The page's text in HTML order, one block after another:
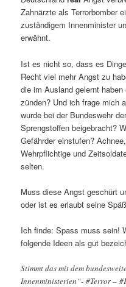
Zahnärzte als Terrorbomber
zuständigem Innenminister
erwähnt.
Ist es nicht so, dass es
Recht viel mehr Angst zu
die im Ausland gelernt
zünden? Und ich frage mich
wurde bei der Bundeswehr
Sprengstoffen beigebracht?
Gefährder einstufen?
Wehrpflichtige und
selten.
Muss diese Angst geschürt
oder ist es erlaubt seine
Ich finde: Spass muss sein!
folgende Ideen als gut
Stimmt das mit dem
Innenministerien“- #Terror –